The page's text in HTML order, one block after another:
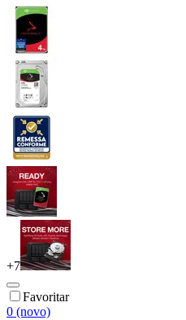
+7
Favoritar
0 (novo)